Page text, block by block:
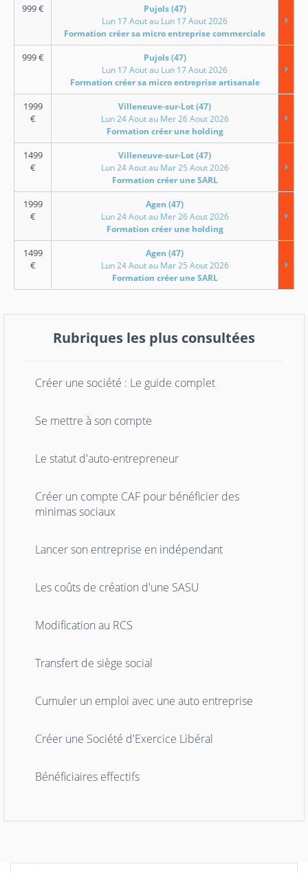
999€
Pujols (47)
Lun 17 Aout au Lun 17 Aout 2026
Formation créer sa micro entreprise commerciale
999€
Pujols (47)
Lun 17 Aout au Lun 17 Aout 2026
Formation créer sa micro entreprise artisanale
1999
€
Villeneuve-sur-Lot (47)
Lun 24 Aout au Mer 26 Aout 2026
Formation créer une holding
1499
€
Villeneuve-sur-Lot (47)
Lun 24 Aout au Mar 25 Aout 2026
Formation créer une SARL
1999
€
Agen (47)
Lun 24 Aout au Mer 26 Aout 2026
Formation créer une holding
1499
€
Agen (47)
Lun 24 Aout au Mar 25 Aout 2026
Formation créer une SARL
Rubriques les plus consultées
Créer une société : Le guide complet
Se mettre à son compte
Le statut d'auto-entrepreneur
Créer un compte CAF pour bénéficier des
minimas sociaux
Lancer son entreprise en indépendant
Les coûts de création d'une SASU
Modification au RCS
Transfert de siège social
Cumuler un emploi avec une auto entreprise
Créer une Société d'Exercice Libéral
Bénéficiaires effectifs